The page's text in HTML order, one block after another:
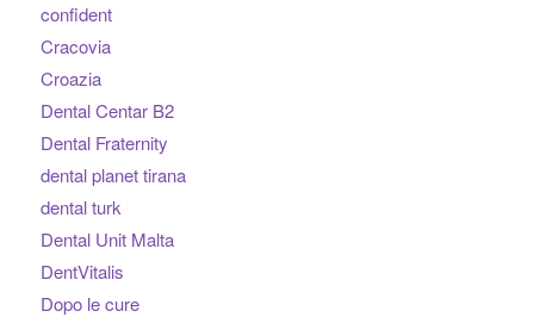
confident
Cracovia
Croazia
Dental Centar B2
Dental Fraternity
dental planet tirana
dental turk
Dental Unit Malta
DentVitalis
Dopo le cure